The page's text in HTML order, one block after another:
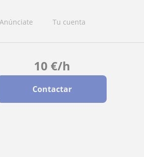
Anúnciate Tu cuenta
10 €/h
Contactar